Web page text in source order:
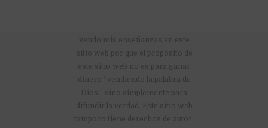
vendo mis enseñanzas en este
sitio web por que el propósito de
este sitio web no es para ganar
dinero “vendiendo la palabra de
Dios”, sino simplemente para
difundir la verdad. Este sitio web
tampoco tiene derechos de autor.